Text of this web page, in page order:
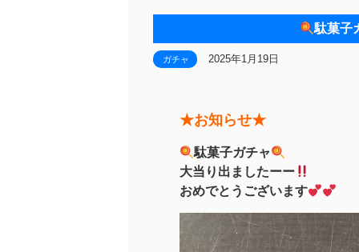
駄菓子
ガチャ 2025年1月19日
★お知らせ★
駄菓子ガチャ
大当り出ましたーー
おめでとうございます